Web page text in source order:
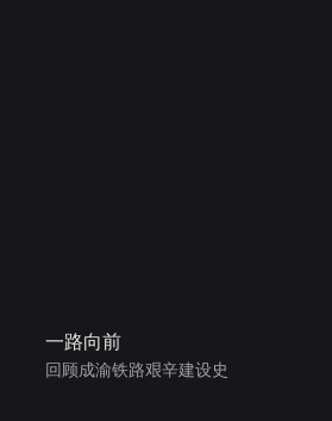
一路向前
回顾成渝铁路艰辛建设史